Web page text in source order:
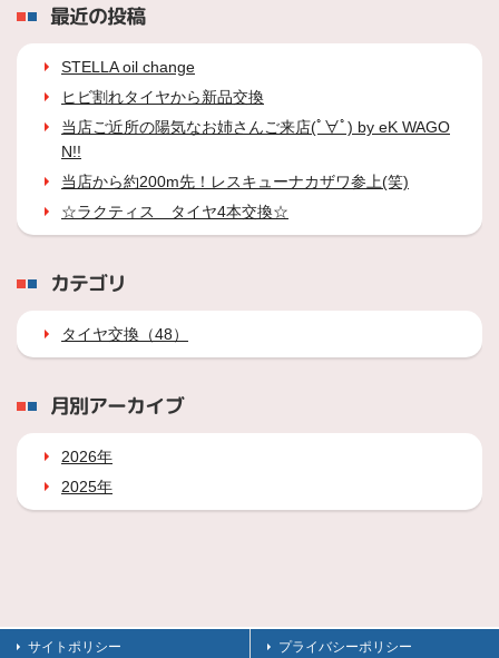
最近の投稿
STELLA oil change
ヒビ割れタイヤから新品交換
当店ご近所の陽気なお姉さんご来店(ﾟ∀ﾟ) by eK WAGO
N!!
当店から約200m先！レスキューナカザワ参上(笑)
☆ラクティス タイヤ4本交換☆
カテゴリ
タイヤ交換（48）
月別アーカイブ
2026年
2025年
サイトポリシー プライバシーポリシー